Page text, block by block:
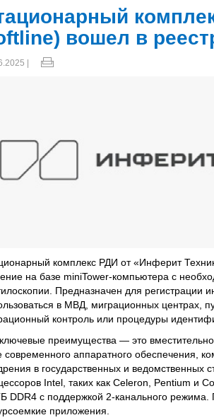
вошел в
|
комплекс РДИ от «Инферит
на базе miniTower-компьютера с
Предназначен для
в МВД, миграционных центрах,
контроль или процедуры
преимущества — это
современного аппаратного обеспечения,
в государственных и ведомственных
Intel, таких как Celeron, Pentium и
DDR4 с поддержкой 2-канального режима.
приложения.